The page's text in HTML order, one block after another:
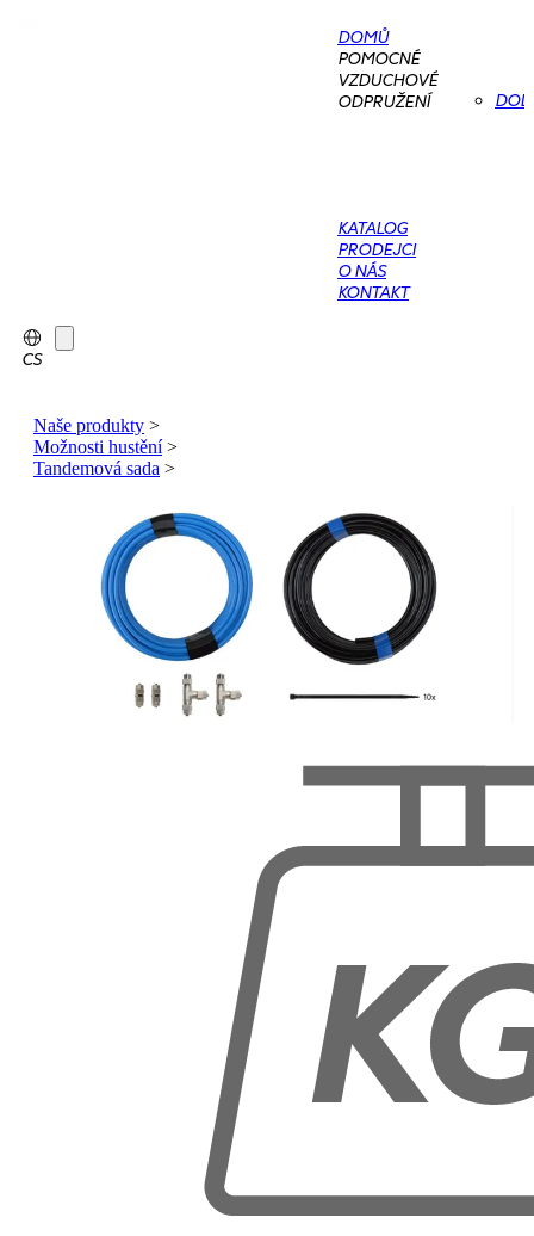
DOMŮ
POMOCNÉ
VZDUCHOVÉ
ODPRUŽENÍ
KATALOG
PRODEJCI
O NÁS
KONTAKT
CS
Naše produkty >
Možnosti hustění>
Tandemová sada >